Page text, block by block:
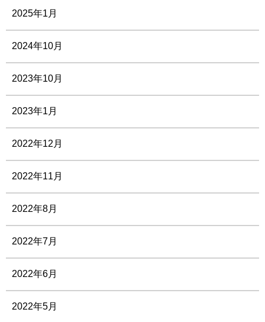
2025年1月
2024年10月
2023年10月
2023年1月
2022年12月
2022年11月
2022年8月
2022年7月
2022年6月
2022年5月